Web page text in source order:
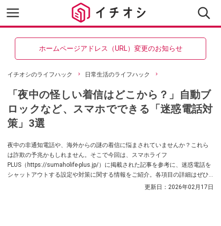
ホームページアドレス（URL）変更のお知らせ
イチオシのライフハック 日常生活のライフハック
「夜中の怪しい着信はどこから？」自動ブ
ロックなど、スマホでできる「迷惑電話対
策」3選
夜中の非通知電話や、海外からの謎の着信に悩まされていませんか？これら
は詐欺の予兆かもしれません。そこで今回は、スマホライフ
PLUS（https://sumaholife-plus.jp/）に掲載された記事を参考に、迷惑電話を
シャットアウトする設定や対策に関する情報をご紹介。各項目の詳細はぜひ
更新日： 2026年02月17日